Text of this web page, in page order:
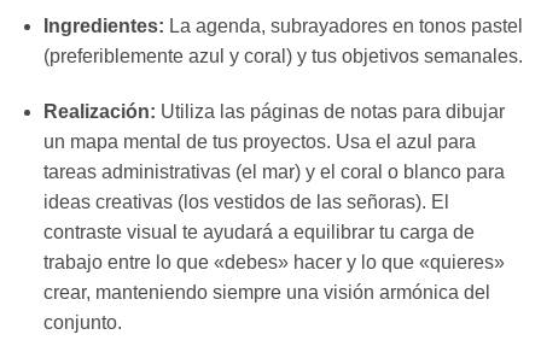
Ingredientes: La agenda, subrayadores en tonos pastel
(preferiblemente azul y coral) y tus objetivos semanales.
Realización: Utiliza las páginas de notas para dibujar
un mapa mental de tus proyectos. Usa el azul para
tareas administrativas (el mar) y el coral o blanco para
ideas creativas (los vestidos de las señoras). El
contraste visual te ayudará a equilibrar tu carga de
trabajo entre lo que «debes» hacer y lo que «quieres»
crear, manteniendo siempre una visión armónica del
conjunto.